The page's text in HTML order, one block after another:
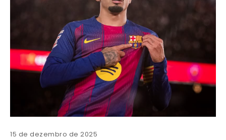
15 de dezembro de 2025